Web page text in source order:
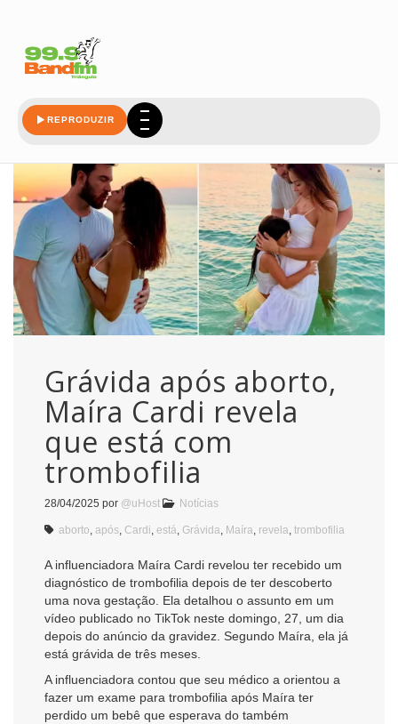
REPRODUZIR
Grávida após aborto,
Maíra Cardi revela
que está com
trombofilia
28/04/2025 por @uHost Notícias
aborto após Cardi está Grávida Maíra revela trombofilia
A influenciadora Maíra Cardi revelou ter recebido um
diagnóstico de trombofilia depois de ter descoberto
uma nova gestação. Ela detalhou o assunto em um
vídeo publicado no TikTok neste domingo, 27, um dia
depois do anúncio da gravidez. Segundo Maíra, ela já
está grávida de três meses.
A influenciadora contou que seu médico a orientou a
fazer um exame para trombofilia após Maíra ter
perdido um bebê que esperava do também